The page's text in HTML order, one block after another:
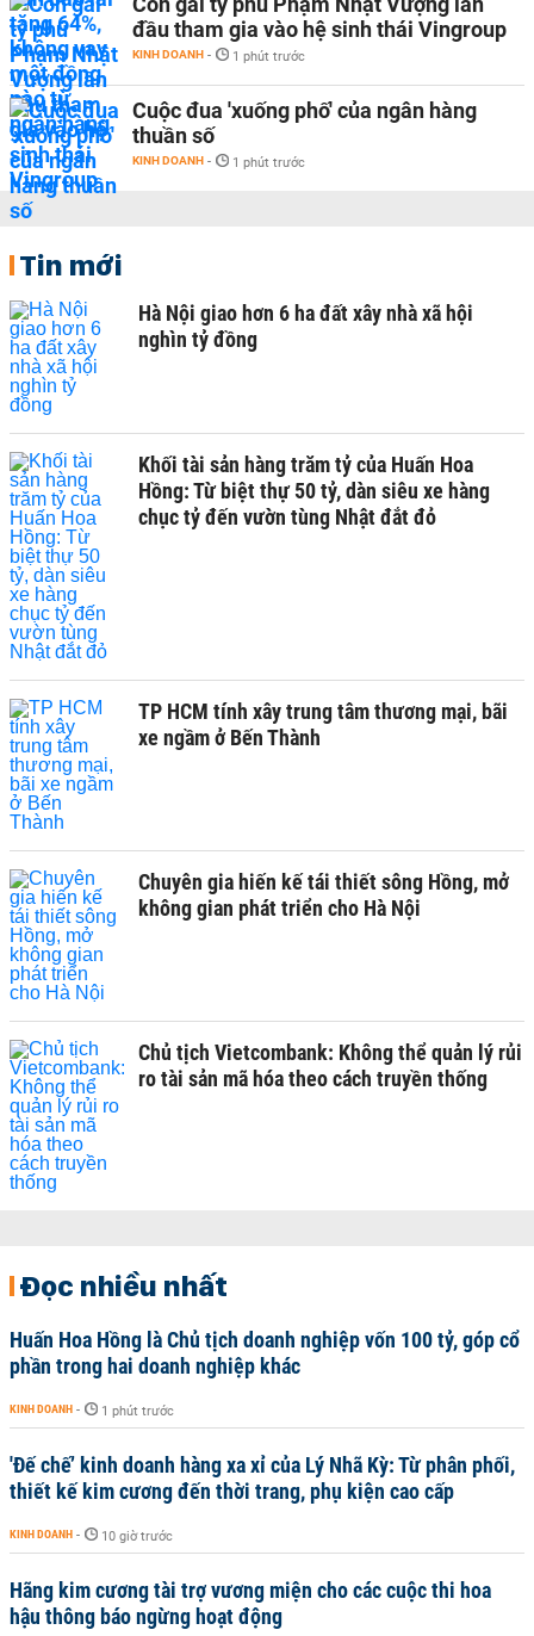
đầu tham gia vào hệ sinh thái Vingroup
KINH DOANH - 1 phút trước
Cuộc đua 'xuống phố' của ngân hàng
thuần số
KINH DOANH - 1 phút trước
Tin mới
Hà Nội giao hơn 6 ha đất xây nhà xã hội
nghìn tỷ đồng
Khối tài sản hàng trăm tỷ của Huấn Hoa
Hồng: Từ biệt thự 50 tỷ, dàn siêu xe hàng
chục tỷ đến vườn tùng Nhật đắt đỏ
TP HCM tính xây trung tâm thương mại, bãi
xe ngầm ở Bến Thành
Chuyên gia hiến kế tái thiết sông Hồng, mở
không gian phát triển cho Hà Nội
Chủ tịch Vietcombank: Không thể quản lý rủi
ro tài sản mã hóa theo cách truyền thống
Đọc nhiều nhất
Huấn Hoa Hồng là Chủ tịch doanh nghiệp vốn 100 tỷ, góp cổ
phần trong hai doanh nghiệp khác
KINH DOANH - 1 phút trước
'Đế chế’ kinh doanh hàng xa xỉ của Lý Nhã Kỳ: Từ phân phối,
thiết kế kim cương đến thời trang, phụ kiện cao cấp
KINH DOANH - 10 giờ trước
Hãng kim cương tài trợ vương miện cho các cuộc thi hoa
hậu thông báo ngừng hoạt động